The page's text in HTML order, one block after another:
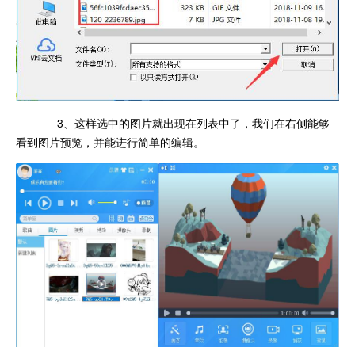
3、这样选中的图片就出现在列表中了，我们在右侧能够
看到图片预览，并能进行简单的编辑。